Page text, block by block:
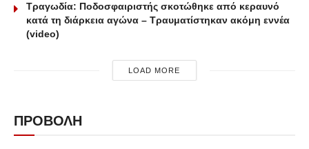
Τραγωδία: Ποδοσφαιριστής σκοτώθηκε από κεραυνό
κατά τη διάρκεια αγώνα – Τραυματίστηκαν ακόμη εννέα
(video)
LOAD MORE
ΠΡΟΒΟΛΗ